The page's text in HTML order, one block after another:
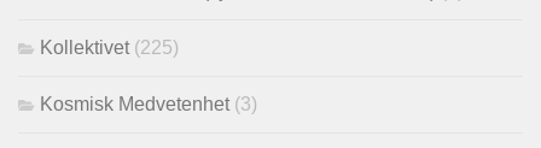
Kollektivet (225)
Kosmisk Medvetenhet (3)